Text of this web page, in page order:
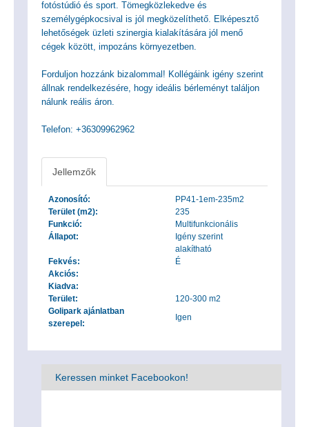
fotóstúdió és sport. Tömegközlekedve és
személygépkocsival is jól megközelíthető. Elképesztő
lehetőségek üzleti szinergia kialakítására jól menő
cégek között, impozáns környezetben.
Forduljon hozzánk bizalommal! Kollégáink igény szerint
állnak rendelkezésére, hogy ideális bérleményt találjon
nálunk reális áron.
Telefon: +36309962962
Jellemzők
Azonosító:
PP41-1em-235m2
Terület (m2):
235
Funkció:
Multifunkcionális
Állapot:
Igény szerint
alakítható
Fekvés:
É
Akciós:
Kiadva:
Terület:
120-300 m2
Golipark ajánlatban
szerepel:
Igen
Keressen minket Facebookon!